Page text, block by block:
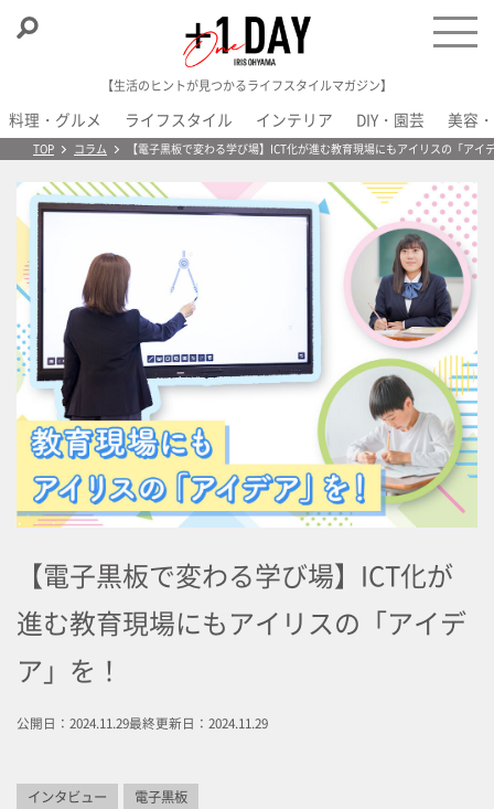
【生活のヒントが見つかるライフスタイルマガジン】
料理・グルメ ライフスタイル インテリア DIY・園芸 美容
TOP＋1 Dayコラム 【電子黒板で変わる学び場】ICT化が進む教育現場にもアイリスの「アイ
【電子黒板で変わる学び場】ICT化が
進む教育現場にもアイリスの「アイデ
ア」を！
公開日：2024.11.29最終更新日：2024.11.29
インタビュー 電子黒板